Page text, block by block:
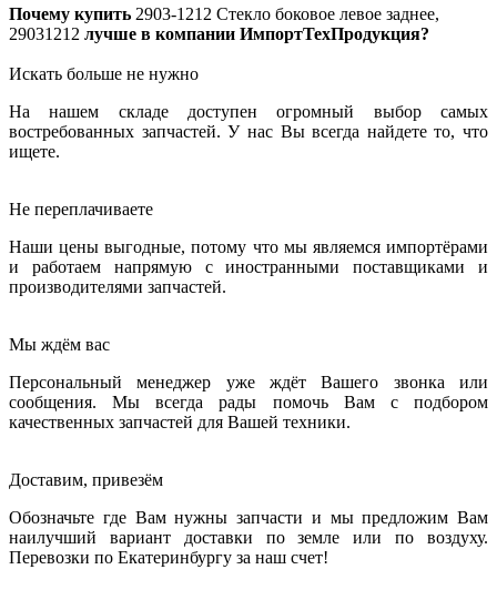
Почему купить 2903-1212 Стекло боковое левое заднее,
29031212 лучше в компании ИмпортТехПродукция?
Искать больше не нужно
На нашем складе доступен огромный выбор самых
востребованных запчастей. У нас Вы всегда найдете то, что
ищете.
Не переплачиваете
Наши цены выгодные, потому что мы являемся импортёрами
и работаем напрямую с иностранными поставщиками и
производителями запчастей.
Мы ждём вас
Персональный менеджер уже ждёт Вашего звонка или
сообщения. Мы всегда рады помочь Вам с подбором
качественных запчастей для Вашей техники.
Доставим, привезём
Обозначьте где Вам нужны запчасти и мы предложим Вам
наилучший вариант доставки по земле или по воздуху.
Перевозки по Екатеринбургу за наш счет!